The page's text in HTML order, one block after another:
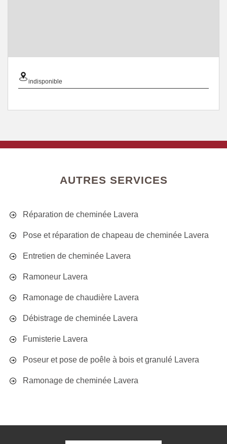
indisponible
AUTRES SERVICES
Réparation de cheminée Lavera
Pose et réparation de chapeau de cheminée Lavera
Entretien de cheminée Lavera
Ramoneur Lavera
Ramonage de chaudière Lavera
Débistrage de cheminée Lavera
Fumisterie Lavera
Poseur et pose de poêle à bois et granulé Lavera
Ramonage de cheminée Lavera